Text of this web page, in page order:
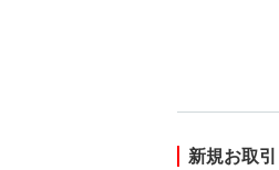
新規お取引